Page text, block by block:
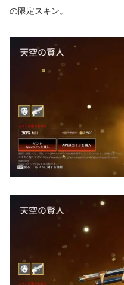
の限定スキン。